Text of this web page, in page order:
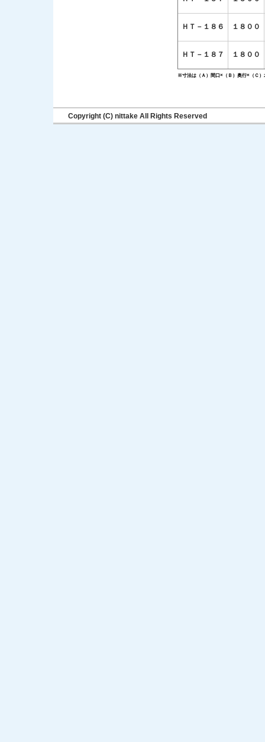
ＨＴ－１８６ １８００
ＨＴ－１８７ １８００
※寸法は（Ａ）間口×（Ｂ）奥行×（Ｃ
Copyright (C) nittake All Rights Reserved